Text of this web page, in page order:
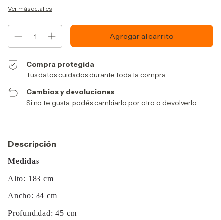
Ver más detalles
Compra protegida
Tus datos cuidados durante toda la compra.
Cambios y devoluciones
Si no te gusta, podés cambiarlo por otro o devolverlo.
Descripción
Medidas
Alto: 183 cm
Ancho: 84 cm
Profundidad: 45 cm